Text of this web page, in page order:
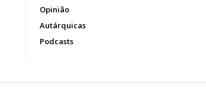
Opinião
Autárquicas
Podcasts